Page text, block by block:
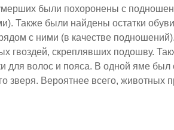
были похоронены с
Также были найдены остатки
с ними (в качестве
гвоздей, скреплявших подошву.
для волос и пояса. В одной яме был
зверя. Вероятнее всего, животных